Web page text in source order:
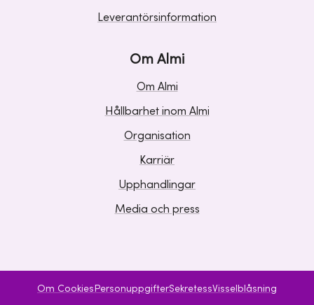
Leverantörsinformation
Om Almi
Om Almi
Hållbarhet inom Almi
Organisation
Karriär
Upphandlingar
Media och press
Om Cookies PersonuppgifterSekretessVisselblåsning